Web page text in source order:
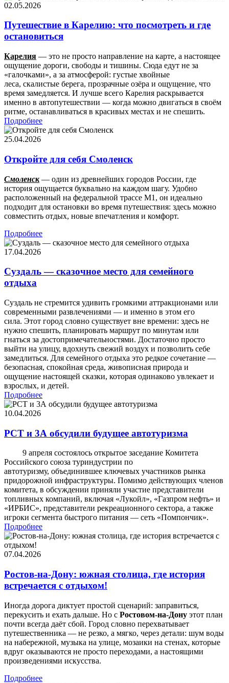
02.05.2026
Путешествие в Карелию: что посмотреть и где
остановиться
Карелия — это не просто направление на карте, а настоящее
ощущение дороги, свободы и тишины. Сюда едут не за
«галочками», а за атмосферой: густые хвойные
леса, скалистые берега, прозрачные озёра и ощущение, что
время замедляется. И лучше всего Карелия раскрывается
именно в автопутешествии — когда можно двигаться в своём
ритме, останавливаться в красивых местах и не спешить.
Подробнее
25.04.2026
Откройте для себя Смоленск
Смоленск— один из древнейших городов России, где
история ощущается буквально на каждом шагу. Удобно
расположенный на федеральной трассе М1, он идеально
подходит для остановки во время путешествия: здесь можно
совместить отдых, новые впечатления и комфорт.
Подробнее
17.04.2026
Суздаль — сказочное место для семейного
отдыха
Суздаль не стремится удивить громкими аттракционами или
современными развлечениями — и именно в этом его
сила. Этот город словно существует вне времени: здесь не
нужно спешить, планировать маршрут по минутам или
гнаться за достопримечательностями. Достаточно просто
выйти на улицу, вдохнуть свежий воздух и позволить себе
замедлиться. Для семейного отдыха это редкое сочетание —
безопасная, спокойная среда, живописная природа и
ощущение настоящей сказки, которая одинаково увлекает и
взрослых, и детей.
Подробнее
10.04.2026
РСТ и 3А обсудили будущее автотуризма
9 апреля состоялось открытое заседание Комитета
Российского союза туриндустрии по
автотуризму, объединившее ключевых участников рынка
придорожной инфраструктуры. Помимо действующих членов
комитета, в обсуждении приняли участие представители
топливных компаний, включая «Лукойл», «Газпром нефть» и
«ИРБИС», представители рекреационного сектора, а также
игроки сегмента быстрого питания — сеть «Помпончик».
Подробнее
07.04.2026
Ростов-на-Дону: южная столица, где история
встречается с отдыхом!
Иногда дорога диктует простой сценарий: заправиться,
перекусить и ехать дальше. Но с Ростовом-на-Дону этот план
почти всегда даёт сбой. Город словно перехватывает
путешественника — не резко, а мягко, через детали: шум воды
на набережной, музыка на улице, мозаики на стенах, которые
вдруг оказываются не просто переходами, а настоящими
произведениями искусства.
Подробнее